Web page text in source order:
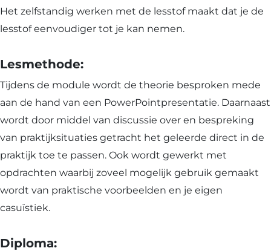
Het zelfstandig werken met de lesstof maakt dat je de
lesstof eenvoudiger tot je kan nemen.
Lesmethode:
Tijdens de module wordt de theorie besproken mede
aan de hand van een PowerPointpresentatie. Daarnaast
wordt door middel van discussie over en bespreking
van praktijksituaties getracht het geleerde direct in de
praktijk toe te passen. Ook wordt gewerkt met
opdrachten waarbij zoveel mogelijk gebruik gemaakt
wordt van praktische voorbeelden en je eigen
casuïstiek.
Diploma: